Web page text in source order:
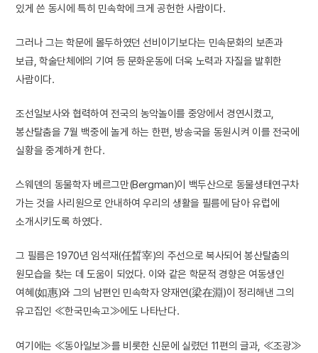
있게 쓴 동시에 특히 민속학에 크게 공헌한 사람이다.
그러나 그는 학문에 몰두하였던 선비이기보다는 민속문화의 보존과
보급, 학술단체에의 기여 등 문화운동에 더욱 노력과 자질을 발휘한
사람이다.
조선일보사와 협력하여 전국의 농악놀이를 중앙에서 경연시켰고,
봉산탈춤을 7월 백중에 놀게 하는 한편, 방송국을 동원시켜 이를 전국에
실황을 중계하게 한다.
스웨덴의 동물학자 베르그만(Bergman)이 백두산으로 동물생태연구차
가는 것을 사리원으로 안내하여 우리의 생활을 필름에 담아 유럽에
소개시키도록 하였다.
그 필름은 1970년 임석재(任晳宰)의 주선으로 복사되어 봉산탈춤의
원모습을 찾는 데 도움이 되었다. 이와 같은 학문적 경향은 여동생인
여혜(如惠)와 그의 남편인 민속학자 양재연(梁在淵)이 정리해낸 그의
유고집인 ≪한국민속고≫에도 나타난다.
여기에는 ≪동아일보≫를 비롯한 신문에 실렸던 11편의 글과, ≪조광≫